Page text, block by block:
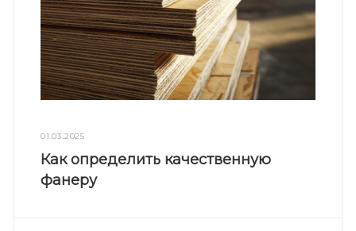
01.03.2025
Как определить качественную
фанеру